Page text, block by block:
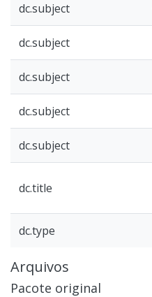
dc.subject
dc.subject
dc.subject
dc.subject
dc.subject
dc.title
dc.type
Arquivos
Pacote original